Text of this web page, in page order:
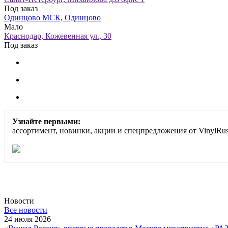
Под заказ
Одинцово МСК, Одинцово
Мало
Краснодар, Кожевенная ул., 30
Под заказ
Узнайте первыми:
ассортимент, новинки, акции и спецпредложения от
Новости
Все новости
24 июля 2026